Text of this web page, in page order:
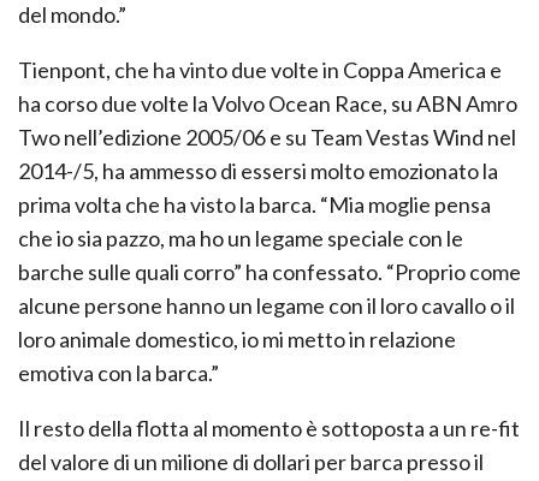
del mondo.”
Tienpont, che ha vinto due volte in Coppa America e
ha corso due volte la Volvo Ocean Race, su ABN Amro
Two nell’edizione 2005/06 e su Team Vestas Wind nel
2014-/5, ha ammesso di essersi molto emozionato la
prima volta che ha visto la barca. “Mia moglie pensa
che io sia pazzo, ma ho un legame speciale con le
barche sulle quali corro” ha confessato. “Proprio come
alcune persone hanno un legame con il loro cavallo o il
loro animale domestico, io mi metto in relazione
emotiva con la barca.”
Il resto della flotta al momento è sottoposta a un re-fit
del valore di un milione di dollari per barca presso il